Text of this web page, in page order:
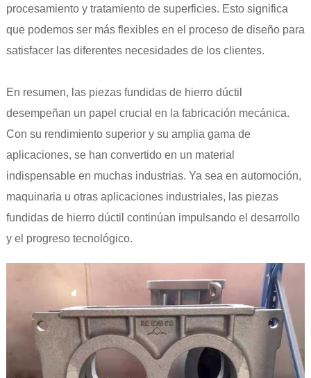
procesamiento y tratamiento de superficies. Esto significa
que podemos ser más flexibles en el proceso de diseño para
satisfacer las diferentes necesidades de los clientes.
En resumen, las piezas fundidas de hierro dúctil
desempeñan un papel crucial en la fabricación mecánica.
Con su rendimiento superior y su amplia gama de
aplicaciones, se han convertido en un material
indispensable en muchas industrias. Ya sea en automoción,
maquinaria u otras aplicaciones industriales, las piezas
fundidas de hierro dúctil continúan impulsando el desarrollo
y el progreso tecnológico.